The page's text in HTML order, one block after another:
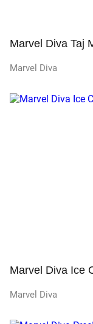
Marvel Diva Taj
Marvel Diva
Marvel Diva Ice
Marvel Diva